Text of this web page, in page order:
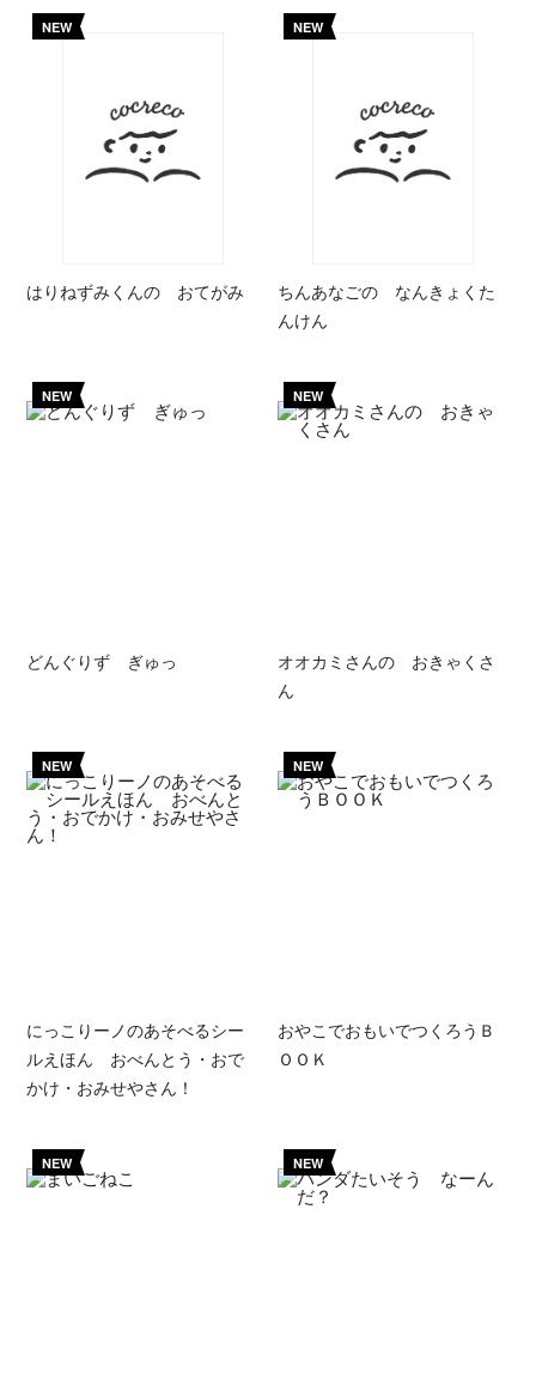
NEW
はりねずみくんの おてがみ
NEW
ちんあなごの なんきょくた
んけん
NEW
どんぐりず ぎゅっ
NEW
オオカミさんの おきゃくさ
ん
NEW
にっこりーノのあそべるシー
ルえほん おべんとう・おで
かけ・おみせやさん！
NEW
おやこでおもいでつくろうＢ
ＯＯＫ
NEW NEW